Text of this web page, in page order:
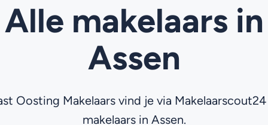
Alle makelaars in
Assen
Oosting Makelaars vind je via Makelaarscout24
makelaars in Assen.